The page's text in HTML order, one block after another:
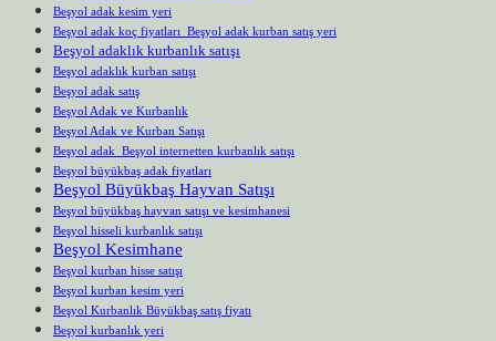
Beşyol adak kesim yeri
Beşyol adak koç fiyatları Beşyol adak kurban satış yeri
Beşyol adaklık kurbanlık satışı
Beşyol adaklık kurban satışı
Beşyol adak satış
Beşyol Adak ve Kurbanlık
Beşyol Adak ve Kurban Satışı
Beşyol adak Beşyol internetten kurbanlık satışı
Beşyol büyükbaş adak fiyatları
Beşyol Büyükbaş Hayvan Satışı
Beşyol büyükbaş hayvan satışı ve kesimhanesi
Beşyol hisseli kurbanlık satışı
Beşyol Kesimhane
Beşyol kurban hisse satışı
Beşyol kurban kesim yeri
Beşyol Kurbanlık Büyükbaş satış fiyatı
Beşyol kurbanlık yeri